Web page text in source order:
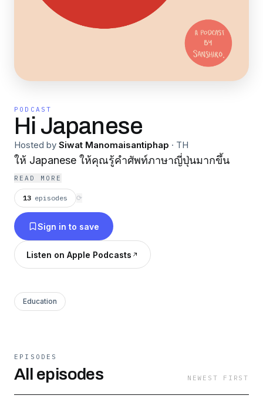
PODCAST
Hi Japanese
Hosted by Siwat Manomaisantiphap · TH
ให้ Japanese ให้คุณรู้คำศัพท์ภาษาญี่ปุ่นมากขึ้น
READ MORE
13 episodes ⟳
Sign in to save
Listen on Apple Podcasts
Education
EPISODES
All episodes NEWEST FIRST